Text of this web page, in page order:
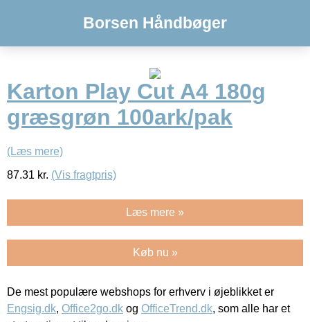
Borsen Håndbøger
Karton Play Cut A4 180g
græsgrøn 100ark/pak
(Læs mere)
87.31 kr. (Vis fragtpris)
Læs mere »
Køb nu »
De mest populære webshops for erhverv i øjeblikket er
Engsig.dk, Office2go.dk og OfficeTrend.dk, som alle har et